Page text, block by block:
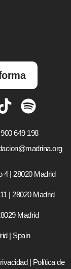
649 198
4 | 28020 Madrid
| 28020 Madrid
Madrid
| Spain
| Política de